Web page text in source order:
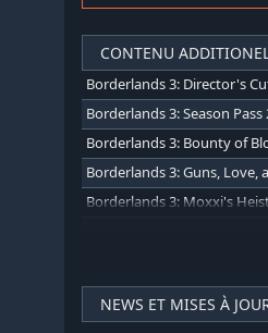
CONTENU
Borderlands 3: Director's
Borderlands 3: Season Pass
Borderlands 3: Bounty of
Borderlands 3: Guns, Love,
Borderlands 3: Moxxi's
NEWS ET MISES À